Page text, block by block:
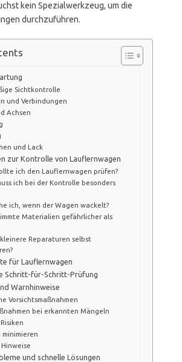
kein Spezialwerkzeug, um die
durchzuführen.
Sichtkontrolle
und Verbindungen
Achsen
und Lack
zur Kontrolle von Lauflernwagen
ich den Lauflernwagen prüfen?
ich bei der Kontrolle besonders
ich, wenn der Wagen wackelt?
Materialien gefährlicher als
Reparaturen selbst
für Lauflernwagen
Schritt-für-Schritt-Prüfung
Warnhinweise
Vorsichtsmaßnahmen
bei erkannten Mängeln
minimieren
und schnelle Lösungen